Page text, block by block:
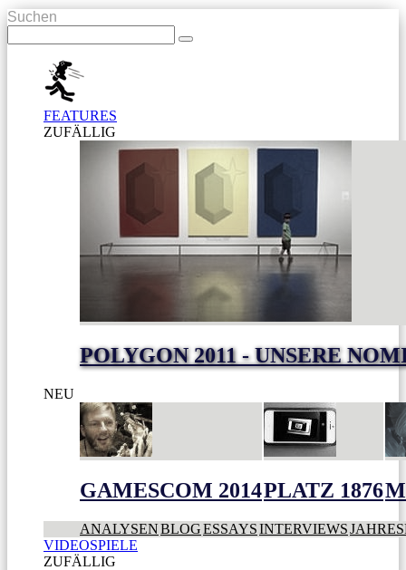
Suchen
FEATURES
ZUFÄLLIG
POLYGON 2011 - UNSERE
NEU
GAMESCOM 2014PLATZ 1876
ANALYSENBLOGESSAYSINTERVIEWS
VIDEOSPIELE
ZUFÄLLIG